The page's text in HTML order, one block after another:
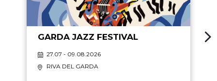
GARDA JAZZ FESTIVAL
27.07 - 09.08.2026
RIVA DEL GARDA